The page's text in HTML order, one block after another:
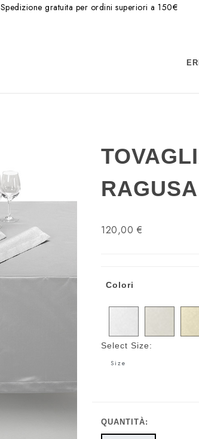
Spedizione gratuita per ordini superiori a 150€
RAGUSA
120,00 €
Colori
Select Size:
QUANTITÀ: